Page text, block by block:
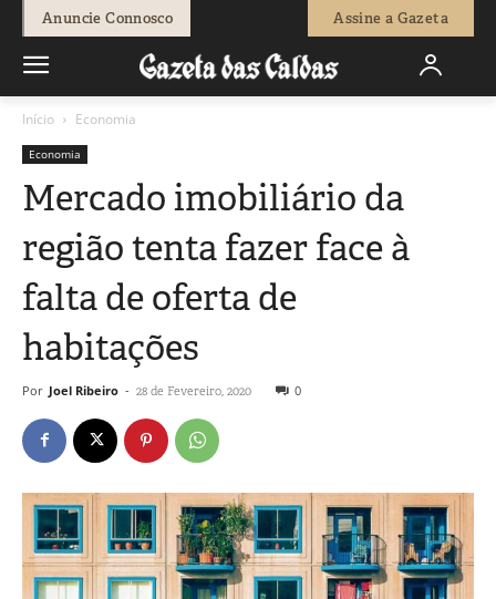
Anuncie Connosco Assine a Gazeta
Início Economia
Economia
Mercado imobiliário da
região tenta fazer face à
falta de oferta de
habitações
Por Joel Ribeiro - 28 de Fevereiro, 2020 0